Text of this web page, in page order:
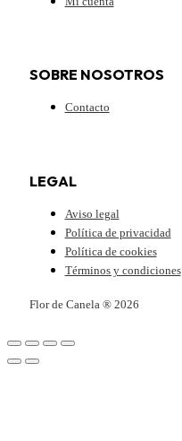
SOBRE NOSOTROS
Contacto
LEGAL
Aviso legal
Política de privacidad
Política de cookies
Términos y condiciones
Flor de Canela ® 2026